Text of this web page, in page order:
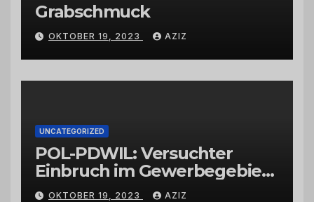
Grabschmuck
OKTOBER 19, 2023 AZIZ
UNCATEGORIZED
POL-PDWIL: Versuchter
Einbruch im Gewerbegebiet
Wittlich
OKTOBER 19, 2023 AZIZ